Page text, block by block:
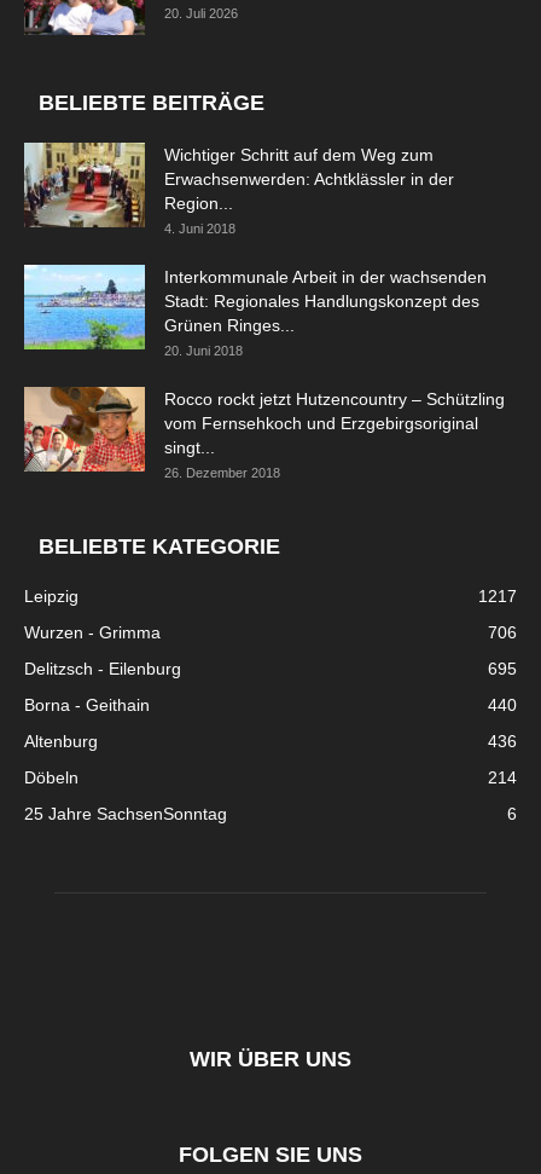
20. Juli 2026
BELIEBTE BEITRÄGE
Wichtiger Schritt auf dem Weg zum
Erwachsenwerden: Achtklässler in der
Region...
4. Juni 2018
Interkommunale Arbeit in der wachsenden
Stadt: Regionales Handlungskonzept des
Grünen Ringes...
20. Juni 2018
Rocco rockt jetzt Hutzencountry – Schützling
vom Fernsehkoch und Erzgebirgsoriginal
singt...
26. Dezember 2018
BELIEBTE KATEGORIE
Leipzig
1217
Wurzen - Grimma
706
Delitzsch - Eilenburg
695
Borna - Geithain
440
Altenburg
436
Döbeln
214
25 Jahre SachsenSonntag
6
WIR ÜBER UNS
FOLGEN SIE UNS